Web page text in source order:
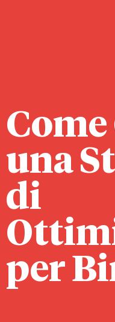
Come
una
di
per